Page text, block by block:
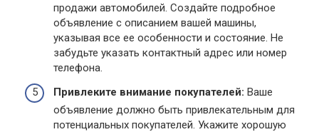
продажи автомобилей. Создайте подробное
объявление с описанием вашей машины,
указывая все ее особенности и состояние. Не
забудьте указать контактный адрес или номер
телефона.
Привлеките внимание покупателей: Ваше
объявление должно быть привлекательным для
потенциальных покупателей. Укажите хорошую